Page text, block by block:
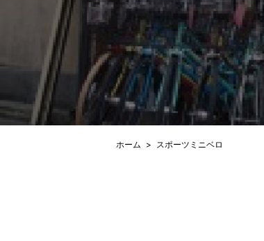
ホーム スポーツミニベロ